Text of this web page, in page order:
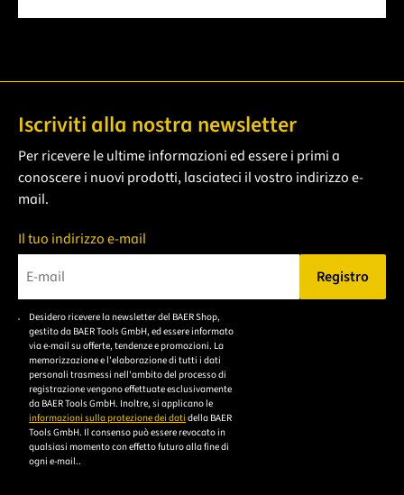
Iscriviti alla nostra newsletter
Per ricevere le ultime informazioni ed essere i primi a
conoscere i nuovi prodotti, lasciateci il vostro indirizzo e-
mail.
Il tuo indirizzo e-mail
Bitte geben Sie eine gültige E-Mail-Adresse ein.
Registro
Desidero ricevere la newsletter del BAER Shop,
gestito da BAER Tools GmbH, ed essere informato
via e-mail su offerte, tendenze e promozioni. La
memorizzazione e l'elaborazione di tutti i dati
personali trasmessi nell'ambito del processo di
registrazione vengono effettuate esclusivamente
da BAER Tools GmbH. Inoltre, si applicano le
informazioni sulla protezione dei dati della BAER
Tools GmbH. Il consenso può essere revocato in
qualsiasi momento con effetto futuro alla fine di
ogni e-mail..